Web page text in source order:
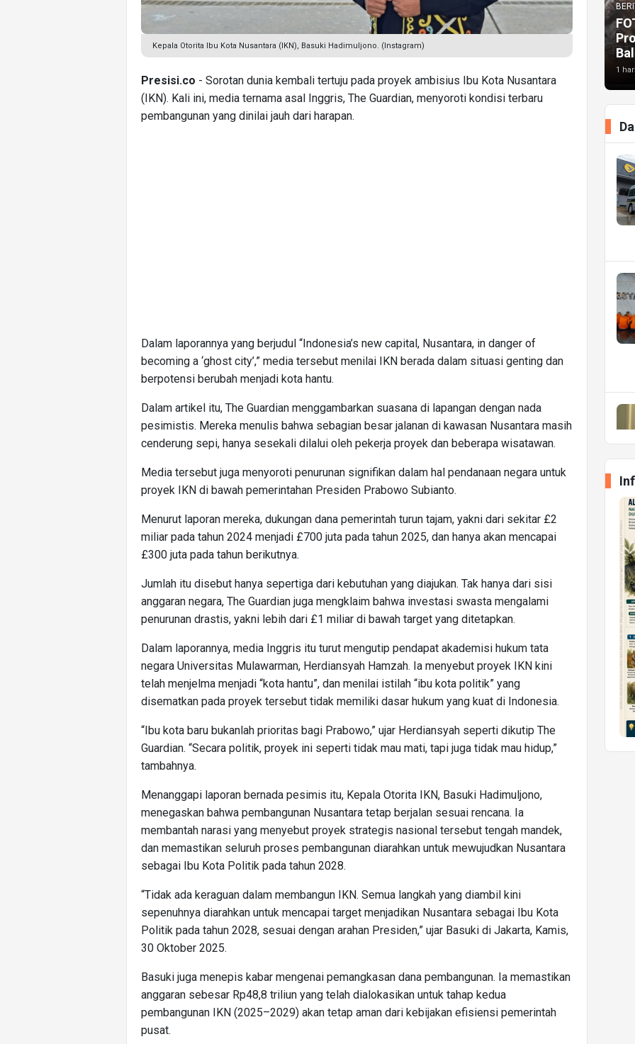
Kepala Otorita Ibu Kota Nusantara (IKN), Basuki Hadimuljono. (Instagram)
Presisi.co - Sorotan dunia kembali tertuju pada proyek ambisius Ibu Kota Nusantara
(IKN). Kali ini, media ternama asal Inggris, The Guardian, menyoroti kondisi terbaru
pembangunan yang dinilai jauh dari harapan.
Dalam laporannya yang berjudul “Indonesia’s new capital, Nusantara, in danger of
becoming a ‘ghost city’,” media tersebut menilai IKN berada dalam situasi genting dan
berpotensi berubah menjadi kota hantu.
Dalam artikel itu, The Guardian menggambarkan suasana di lapangan dengan nada
pesimistis. Mereka menulis bahwa sebagian besar jalanan di kawasan Nusantara masih
cenderung sepi, hanya sesekali dilalui oleh pekerja proyek dan beberapa wisatawan.
Media tersebut juga menyoroti penurunan signifikan dalam hal pendanaan negara untuk
proyek IKN di bawah pemerintahan Presiden Prabowo Subianto.
Menurut laporan mereka, dukungan dana pemerintah turun tajam, yakni dari sekitar £2
miliar pada tahun 2024 menjadi £700 juta pada tahun 2025, dan hanya akan mencapai
£300 juta pada tahun berikutnya.
Jumlah itu disebut hanya sepertiga dari kebutuhan yang diajukan. Tak hanya dari sisi
anggaran negara, The Guardian juga mengklaim bahwa investasi swasta mengalami
penurunan drastis, yakni lebih dari £1 miliar di bawah target yang ditetapkan.
Dalam laporannya, media Inggris itu turut mengutip pendapat akademisi hukum tata
negara Universitas Mulawarman, Herdiansyah Hamzah. Ia menyebut proyek IKN kini
telah menjelma menjadi “kota hantu”, dan menilai istilah “ibu kota politik” yang
disematkan pada proyek tersebut tidak memiliki dasar hukum yang kuat di Indonesia.
“Ibu kota baru bukanlah prioritas bagi Prabowo,” ujar Herdiansyah seperti dikutip The
Guardian. “Secara politik, proyek ini seperti tidak mau mati, tapi juga tidak mau hidup,”
tambahnya.
Menanggapi laporan bernada pesimis itu, Kepala Otorita IKN, Basuki Hadimuljono,
menegaskan bahwa pembangunan Nusantara tetap berjalan sesuai rencana. Ia
membantah narasi yang menyebut proyek strategis nasional tersebut tengah mandek,
dan memastikan seluruh proses pembangunan diarahkan untuk mewujudkan Nusantara
sebagai Ibu Kota Politik pada tahun 2028.
“Tidak ada keraguan dalam membangun IKN. Semua langkah yang diambil kini
sepenuhnya diarahkan untuk mencapai target menjadikan Nusantara sebagai Ibu Kota
Politik pada tahun 2028, sesuai dengan arahan Presiden,” ujar Basuki di Jakarta, Kamis,
30 Oktober 2025.
Basuki juga menepis kabar mengenai pemangkasan dana pembangunan. Ia memastikan
anggaran sebesar Rp48,8 triliun yang telah dialokasikan untuk tahap kedua
pembangunan IKN (2025–2029) akan tetap aman dari kebijakan efisiensi pemerintah
pusat.
1